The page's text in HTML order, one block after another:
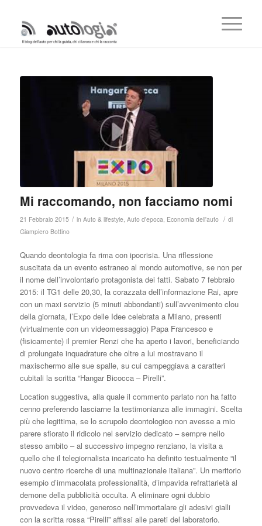
Mi raccomando, non facciamo nomi
21 Febbraio 2015 / in Auto & lifestyle, Auto d'epoca Economia dell'auto / di
Giampiero Bottino
Quando deontologia fa rima con ipocrisia. Una riflessione
suscitata da un evento estraneo al mondo automotive, se non per
il nome dell’involontario protagonista dei fatti. Sabato 7 febbraio
2015: il TG1 delle 20,30, la corazzata dell’informazione Rai, apre
con un maxi servizio (5 minuti abbondanti) sull’avvenimento clou
della giornata, l’Expo delle Idee celebrata a Milano, presenti
(virtualmente con un videomessaggio) Papa Francesco e
(fisicamente) il premier Renzi che ha aperto i lavori, beneficiando
di prolungate inquadrature che oltre a lui mostravano il
maxischermo alle sue spalle, su cui campeggiava a caratteri
cubitali la scritta “Hangar Bicocca – Pirelli”.
Location suggestiva, alla quale il commento parlato non ha fatto
cenno preferendo lasciarne la testimonianza alle immagini. Scelta
più che legittima, se lo scrupolo deontologico non avesse a mio
parere sfiorato il ridicolo nel servizio dedicato – sempre nello
stesso ambito – al successivo impegno renziano, la visita a
quello che il telegiornalista incaricato ha definito testualmente “il
nuovo centro ricerche di una multinazionale italiana”. Un meritorio
esempio d’immacolata professionalità, d’impavida refrattarietà al
demone della pubblicità occulta. A eliminare ogni dubbio
provvedeva il video, generoso nell’immortalare gli adesivi gialli
con la scritta rossa “Pirelli” affissi alle pareti del laboratorio.